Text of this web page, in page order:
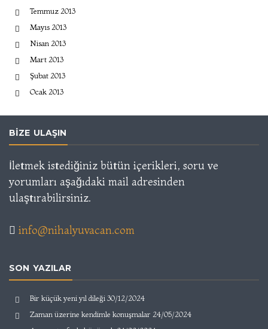
Temmuz 2013
Mayıs 2013
Nisan 2013
Mart 2013
Şubat 2013
Ocak 2013
BIZE ULAŞIN
İletmek istediğiniz bütün içerikleri, soru ve
yorumları aşağıdaki mail adresinden
ulaştırabilirsiniz.
info@nihalyuvacan.com
SON YAZILAR
Bir küçük yeni yıl dileği30/12/2024
Zaman üzerine kendimle konuşmalar 24/05/2024